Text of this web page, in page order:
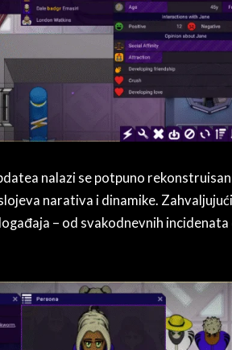
nalazi se potpuno
narativa i dinamike.
– od svakodnevnih